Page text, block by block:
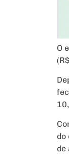
O
do
de